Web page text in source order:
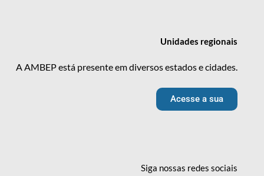
Unidades regionais
A AMBEP está presente em diversos estados e cidades.
Acesse a sua
Siga nossas redessociais